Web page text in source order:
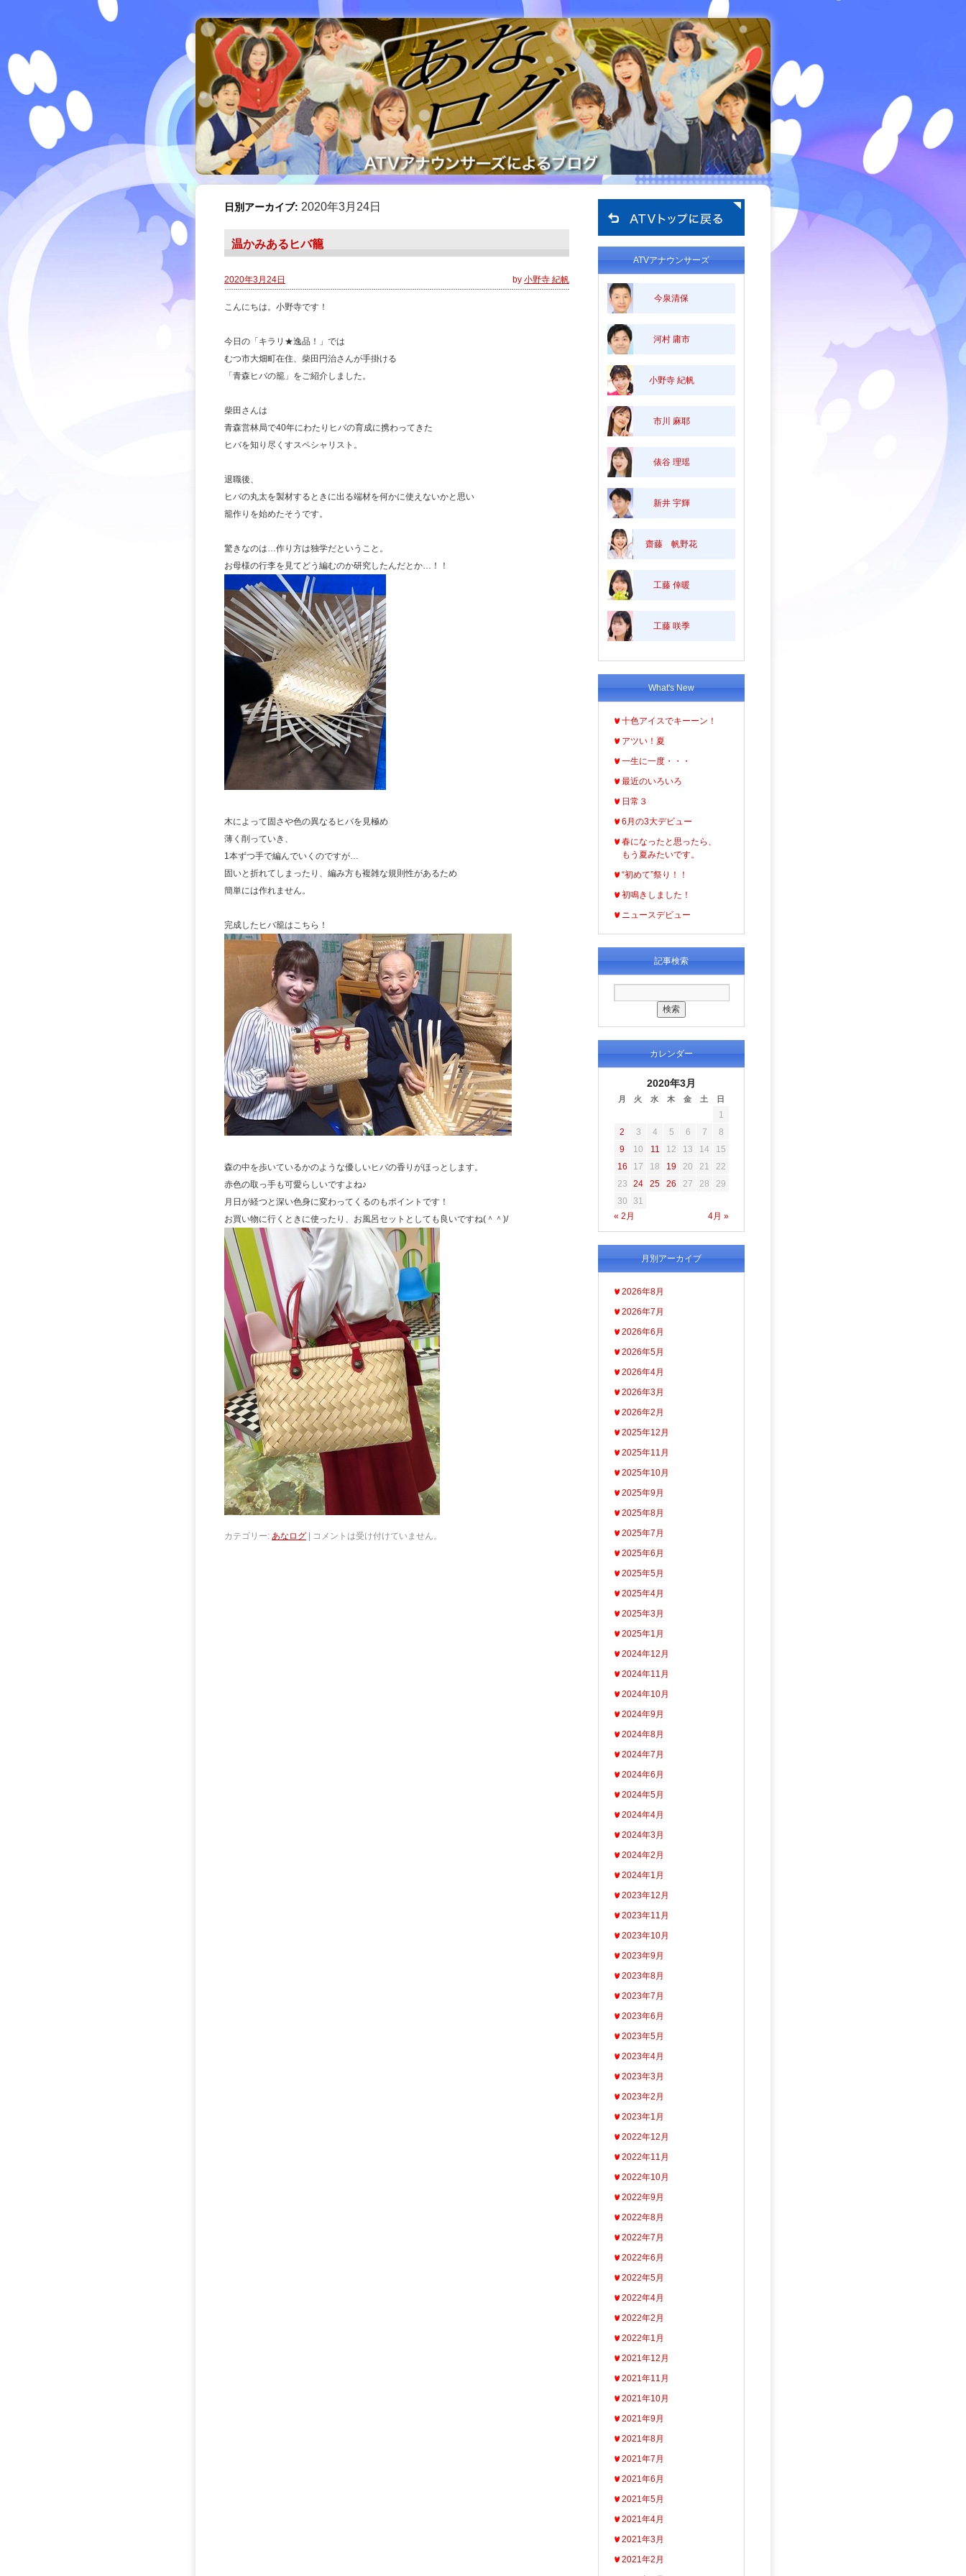
日別アーカイブ: 2020年3月24日
温かみあるヒバ籠
2020年3月24日 by 小野寺 紀帆
こんにちは。小野寺です！
今日の「キラリ★逸品！」では
むつ市大畑町在住、柴田円治さんが手掛ける
「青森ヒバの籠」をご紹介しました。
柴田さんは
青森営林局で40年にわたりヒバの育成に携わってきた
ヒバを知り尽くすスペシャリスト。
退職後、
ヒバの丸太を製材するときに出る端材を何かに使えないかと思い
籠作りを始めたそうです。
驚きなのは…作り方は独学だということ。
お母様の行李を見てどう編むのか研究したんだとか…！！
木によって固さや色の異なるヒバを見極め
薄く削っていき、
1本ずつ手で編んでいくのですが…
固いと折れてしまったり、編み方も複雑な規則性があるため
簡単には作れません。
完成したヒバ籠はこちら！
森の中を歩いているかのような優しいヒバの香りがほっとします。
赤色の取っ手も可愛らしいですよね♪
月日が経つと深い色身に変わってくるのもポイントです！
お買い物に行くときに使ったり、お風呂セットとしても良いですね(＾＾)/
カテゴリー: あなログ コメントは受け付けていません。
ATVアナウンサーズ
今泉清保
河村 庸市
小野寺 紀帆
市川 麻耶
俵谷 理瑶
新井 宇輝
齋藤 帆野花
工藤 倖暖
工藤 咲季
What's New
十色アイスでキーーン！
アツい！夏
一生に一度・・・
最近のいろいろ
日常３
6月の3大デビュー
春になったと思ったら、
もう夏みたいです。
“初めて”祭り！！
初鳴きしました！
ニュースデビュー
記事検索
カレンダー
2020年3月
月 火 水 木 金 土 日
« 2月 4月 »
1
2
3 4 5 6 7
8
9
10 11 12 13 14
15
16
17 18 19 20 21
22
23
24 25 26 27 28
29
30
31
月別アーカイブ
2026年8月
2026年7月
2026年6月
2026年5月
2026年4月
2026年3月
2026年2月
2025年12月
2025年11月
2025年10月
2025年9月
2025年8月
2025年7月
2025年6月
2025年5月
2025年4月
2025年3月
2025年1月
2024年12月
2024年11月
2024年10月
2024年9月
2024年8月
2024年7月
2024年6月
2024年5月
2024年4月
2024年3月
2024年2月
2024年1月
2023年12月
2023年11月
2023年10月
2023年9月
2023年8月
2023年7月
2023年6月
2023年5月
2023年4月
2023年3月
2023年2月
2023年1月
2022年12月
2022年11月
2022年10月
2022年9月
2022年8月
2022年7月
2022年6月
2022年5月
2022年4月
2022年2月
2022年1月
2021年12月
2021年11月
2021年10月
2021年9月
2021年8月
2021年7月
2021年6月
2021年5月
2021年4月
2021年3月
2021年2月